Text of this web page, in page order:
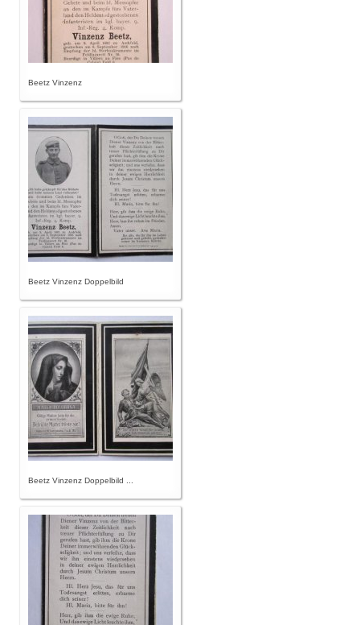
Beetz Vinzenz
Beetz Vinzenz Doppelbild
Beetz Vinzenz Doppelbild ...